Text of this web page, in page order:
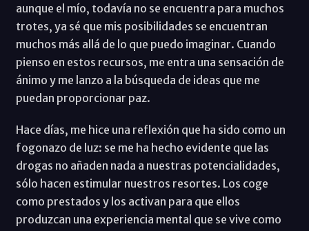
aunque el mío, todavía no se encuentra para muchos
trotes, ya sé que mis posibilidades se encuentran
muchos más allá de lo que puedo imaginar. Cuando
pienso en estos recursos, me entra una sensación de
ánimo y me lanzo a la búsqueda de ideas que me
puedan proporcionar paz.
Hace días, me hice una reflexión que ha sido como un
fogonazo de luz: se me ha hecho evidente que las
drogas no añaden nada a nuestras potencialidades,
sólo hacen estimular nuestros resortes. Los coge
como prestados y los activan para que ellos
produzcan una experiencia mental que se vive como